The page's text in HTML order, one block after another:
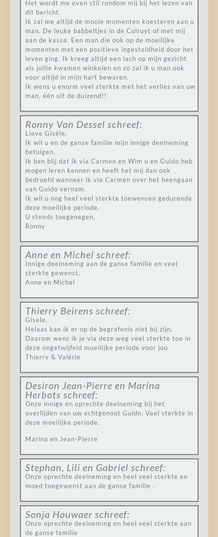
Het wordt me even stil rondom mij bij het lezen van
dit bericht.
Ik zal me altijd de mooie momenten koesteren aan u
man. De leuke babbeltjes in de Colruyt of met mij
aan de kassa. Een man die ook op de moeilijke
momenten met een positieve ingesteldheid door het
leven ging. Ik kreeg altijd een lach op mijn gezicht
als jullie kwamen winkelen en zo zal ik u man ook
voor altijd in mijn hart bewaren.
Ik wens u enorm veel sterkte met het verlies van uw
man, één uit de duizend!!
Ronny Van Dessel schreef:
Lieve Gisèle,
Ik wil u en de ganse familie mijn innige deelneming
betuigen.
Ik ben blij dat ik via Carmen en Wim u en Guido heb
mogen leren kennen en heeft het mij dan ook
bedroefd wanneer ik via Carmen over het heengaan
van Guido vernam.
Ik wil u nog heel veel sterkte toewensen gedurende
deze moeilijke periode.
U steeds toegenegen,
Ronny
Anne en Michel schreef:
Innige deelneming aan de ganse familie en veel
sterkte gewenst.
Anne en Michel
Thierry Beirens schreef:
Gisele,
Helaas kan ik er op de begrafenis niet bij zijn.
Daarom wens ik je via deze weg veel sterkte toe in
deze ongetwijfeld moeilijke periode voor jou
Thierry & Valérie
Desiron Jean-Pierre en Marina
Herbots schreef:
Onze innige en oprechte deelneming bij het
overlijden van uw echtgenoot Guido. Veel sterkte in
deze moeilijke periode.
Marina en Jean-Pierre
Stephan, Lili en Gabriel schreef:
Onze oprechte deelneming en heel veel sterkte en
moed toegewenst aan de ganse familie .
Sonja Houwaer schreef:
Onze oprechte deelneming en heel veel sterkte aan
de ganse familie